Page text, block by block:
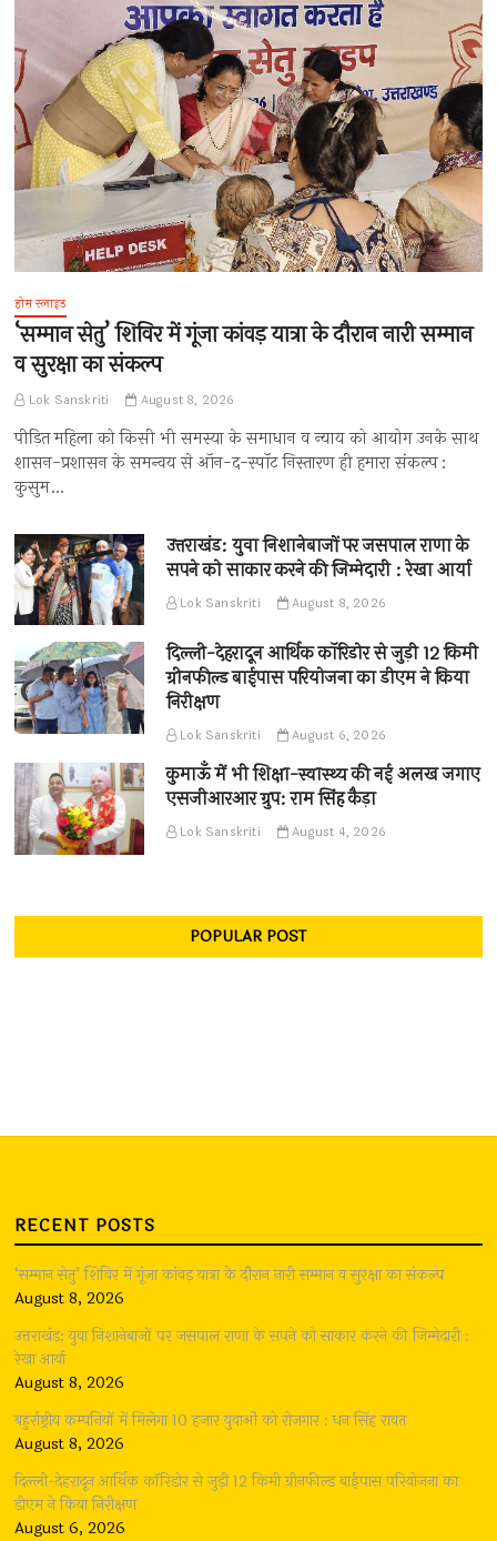
होम स्लाइड
‘सम्मान सेतु’ शिविर में गूंजा कांवड़ यात्रा के दौरान नारी सम्मान
व सुरक्षा का संकल्प
Lok Sanskriti August 8, 2026
पीड़ित महिला को किसी भी समस्या के समाधान व न्याय को आयोग उनके साथ
शासन-प्रशासन के समन्वय से ऑन-द-स्पॉट निस्तारण ही हमारा संकल्प :
कुसुम…
उत्तराखंड: युवा निशानेबाजों पर जसपाल राणा के
सपने को साकार करने की जिम्मेदारी : रेखा आर्या
Lok Sanskriti August 8, 2026
दिल्ली-देहरादून आर्थिक कॉरिडोर से जुड़ी 12 किमी
ग्रीनफील्ड बाईपास परियोजना का डीएम ने किया
निरीक्षण
Lok Sanskriti August 6, 2026
कुमाऊँ में भी शिक्षा-स्वास्थ्य की नई अलख जगाए
एसजीआरआर ग्रुप: राम सिंह कैड़ा
Lok Sanskriti August 4, 2026
POPULAR POST
RECENT POSTS
‘सम्मान सेतु’ शिविर में गूंजा कांवड़ यात्रा के दौरान नारी सम्मान व सुरक्षा का संकल्प
August 8, 2026
उत्तराखंड: युवा निशानेबाजों पर जसपाल राणा के सपने को साकार करने की जिम्मेदारी :
रेखा आर्या
August 8, 2026
बहुर्राष्ट्रीय कम्पनियों में मिलेगा 10 हजार युवाओं को रोजगार : धन सिंह रावत
August 8, 2026
दिल्ली-देहरादून आर्थिक कॉरिडोर से जुड़ी 12 किमी ग्रीनफील्ड बाईपास परियोजना का
डीएम ने किया निरीक्षण
August 6, 2026